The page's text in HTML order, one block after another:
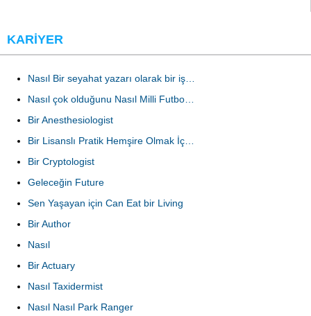
KARIYER
Nasıl Bir seyahat yazarı olarak bir iş…
Nasıl çok olduğunu Nasıl Milli Futbo…
Bir Anesthesiologist
Bir Lisanslı Pratik Hemşire Olmak İç…
Bir Cryptologist
Geleceğin Future
Sen Yaşayan için Can Eat bir Living
Bir Author
Nasıl
Bir Actuary
Nasıl Taxidermist
Nasıl Nasıl Park Ranger